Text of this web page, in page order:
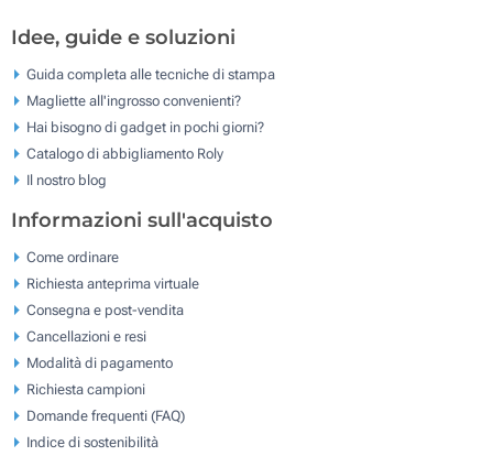
Idee, guide e soluzioni
Guida completa alle tecniche di stampa
Magliette all'ingrosso convenienti?
Hai bisogno di gadget in pochi giorni?
Catalogo di abbigliamento Roly
Il nostro blog
Informazioni sull'acquisto
Come ordinare
Richiesta anteprima virtuale
Consegna e post-vendita
Cancellazioni e resi
Modalità di pagamento
Richiesta campioni
Domande frequenti (FAQ)
Indice di sostenibilità